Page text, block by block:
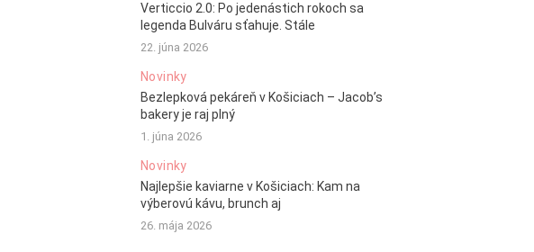
Verticcio 2.0: Po jedenástich rokoch sa
legenda Bulváru sťahuje. Stále
22. júna 2026
Novinky
Bezlepková pekáreň v Košiciach – Jacob’s
bakery je raj plný
1. júna 2026
Novinky
Najlepšie kaviarne v Košiciach: Kam na
výberovú kávu, brunch aj
26. mája 2026